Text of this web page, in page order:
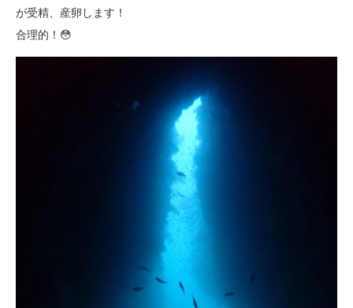
が受精、産卵します！
合理的！😳